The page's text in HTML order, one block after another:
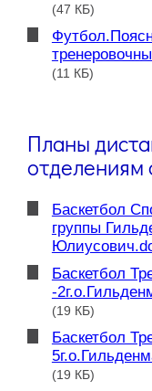
(47 КБ)
(11 КБ)
Планы
отделениям
Баскетбол
группы
Баскетбол
-
(19 КБ)
Баскетбол
(19 КБ)